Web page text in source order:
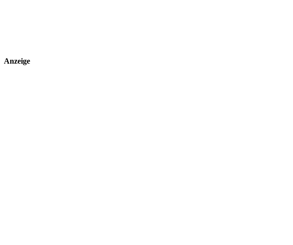
Anzeige